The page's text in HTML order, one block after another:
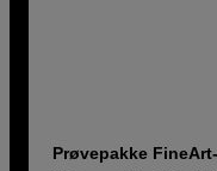
Prøvepakke